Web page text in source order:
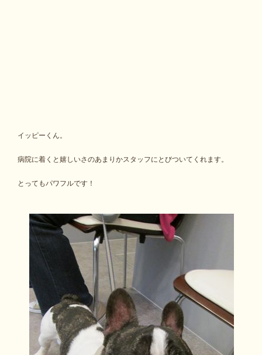
イッピーくん。
病院に着くと嬉しいさのあまりかスタッフにとびついてくれます。
とってもパワフルです！